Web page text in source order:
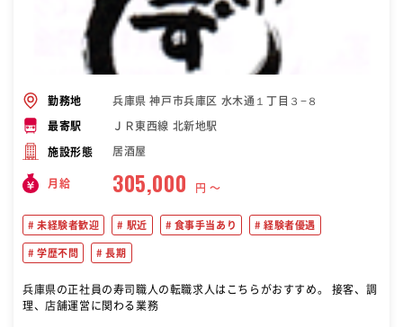
勤務地 兵庫県 神戸市兵庫区 水木通１丁目３−８
最寄駅 ＪＲ東西線 北新地駅
施設形態 居酒屋
月給 305,000 円 〜
未経験者歓迎 駅近 食事手当あり 経験者優遇
学歴不問 長期
兵庫県の正社員の寿司職人の転職求人はこちらがおすすめ。 接客、調
理、店舗運営に関わる業務